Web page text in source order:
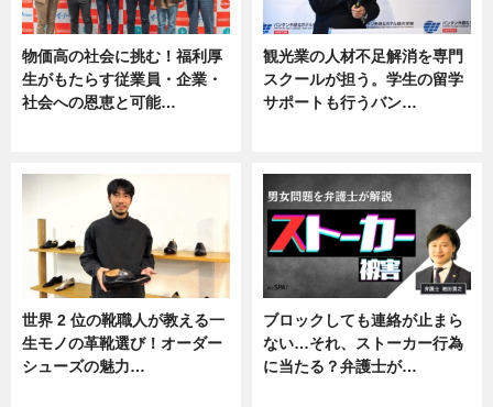
物価高の社会に挑む！福利厚
生がもたらす従業員・企業・
社会への恩恵と可能…
観光業の人材不足解消を専門
スクールが担う。学生の留学
サポートも行うバン…
世界 2 位の靴職人が教える一
生モノの革靴選び！オーダー
シューズの魅力…
ブロックしても連絡が止まら
ない…それ、ストーカー行為
に当たる？弁護士が…